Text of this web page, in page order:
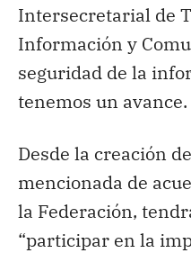
Intersecretarial de
Información y
seguridad de la
tenemos un avance.
Desde la creación
mencionada de
la Federación,
“participar en la